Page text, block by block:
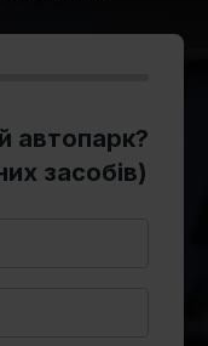
автопарк?
засобів)